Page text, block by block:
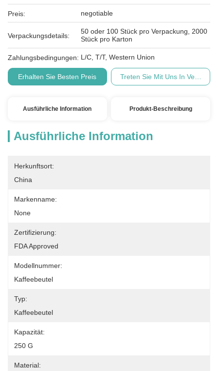
Preis: negotiable
Verpackungsdetails:
50 oder 100 Stück pro Verpackung, 2000
Stück pro Karton
Zahlungsbedingungen: L/C, T/T, Western Union
Erhalten Sie Besten Preis Treten Sie Mit Uns In
Ausführliche Information Produkt-Beschreibung
Ausführliche Information
Herkunftsort:
China
Markenname:
None
Zertifizierung:
FDA Approved
Modellnummer:
Kaffeebeutel
Typ:
Kaffeebeutel
Kapazität:
250 G
Material: